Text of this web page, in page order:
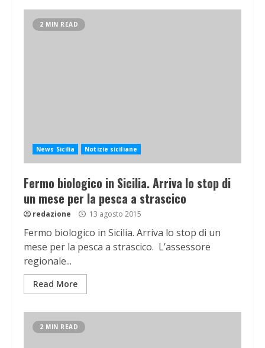
2 MIN READ
News Sicilia Notizie siciliane
Fermo biologico in Sicilia. Arriva lo stop di
un mese per la pesca a strascico
redazione 13 agosto 2015
Fermo biologico in Sicilia. Arriva lo stop di un
mese per la pesca a strascico. L’assessore
regionale...
Read More
2 MIN READ